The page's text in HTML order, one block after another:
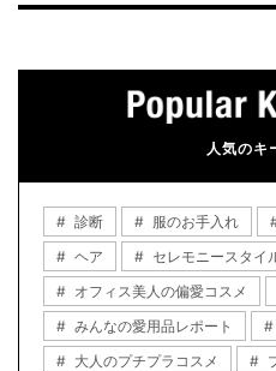
人気のキ
診断 服のお手入れ
ヘア
セレモニースタイ
オフィス美人の偏愛コスメ
みんなの愛用品レポート
大人のプチプラコスメ